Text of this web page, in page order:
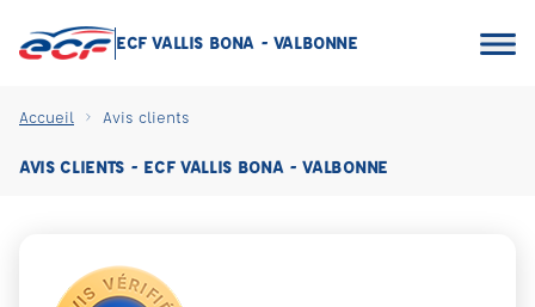
ECF VALLIS BONA - VALBONNE
Accueil Avis clients
AVIS CLIENTS - ECF VALLIS BONA - VALBONNE